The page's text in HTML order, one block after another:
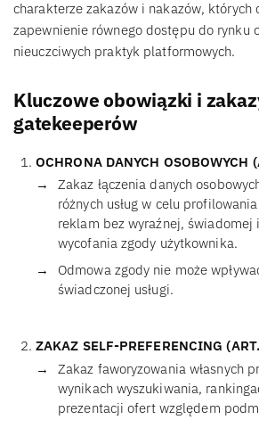
charakterze zakazów i nakazów, których
zapewnienie równego dostępu do rynku
nieuczciwych praktyk platformowych.
Kluczowe obowiązki i
gatekeeperów
OCHRONA DANYCH OSOBOWYCH
Zakaz łączenia danych
różnych usług w celu
reklam bez wyraźnej, świadomej
wycofania zgody użytkownika.
Odmowa zgody nie może
świadczonej usługi.
ZAKAZ SELF-PREFERENCING
Zakaz faworyzowania własnych
wynikach wyszukiwania,
prezentacji ofert względem